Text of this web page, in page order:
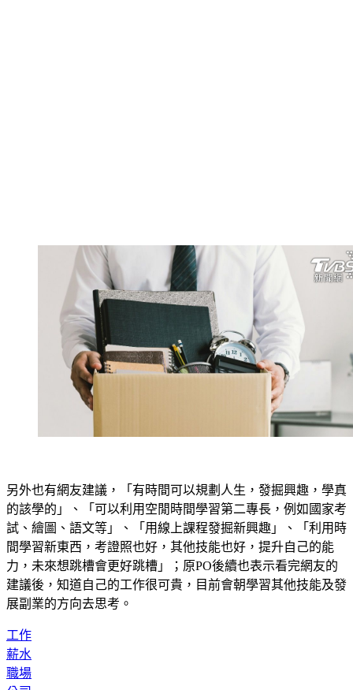
另外也有網友建議，「有時間可以規劃人生，發掘興趣，學真
的該學的」、「可以利用空閒時間學習第二專長，例如國家考
試、繪圖、語文等」、「用線上課程發掘新興趣」、「利用時
間學習新東西，考證照也好，其他技能也好，提升自己的能
力，未來想跳槽會更好跳槽」；原PO後續也表示看完網友的
建議後，知道自己的工作很可貴，目前會朝學習其他技能及發
展副業的方向去思考。
工作
薪水
職場